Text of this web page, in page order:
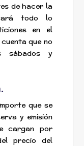
de hacer la
todo lo
en el
que no
sábados y
que se
y emisión
cargan por
precio del